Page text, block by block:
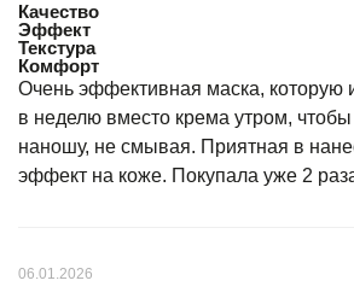
Качество
Эффект
Текстура
Комфорт
Очень эффективная маска, которую
в неделю вместо крема утром, чтобы
наношу, не смывая. Приятная в
эффект на коже. Покупала уже 2
06.01.2026